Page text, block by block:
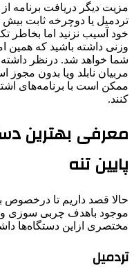
مزیت دیگر دریافت برنامه
تردمیل یا دوچرخه ثابت بیش
خود آسیب نزنید اما بخاطر
وزنی داشته باشید که همین
شما خواهد شد. درنظر داشته
مربیان نابلد ویا بدون مجوز
ممکن است با برنامه‌های
کنند.
معرفی بهترین
پایین تنه
حالا قصد داریم تا درخصوص
موجود باهدف چربی سوزی
مختصری ازاین دستگاه‌ها
تردمیل